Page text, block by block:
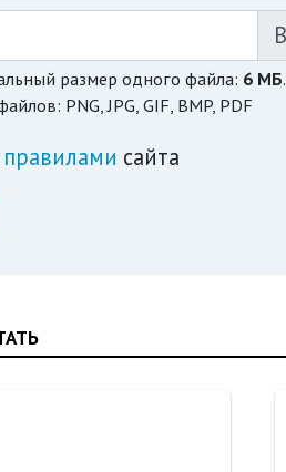
размер одного файла: 6 МБ.
PNG, JPG, GIF, BMP, PDF
правилами сайта